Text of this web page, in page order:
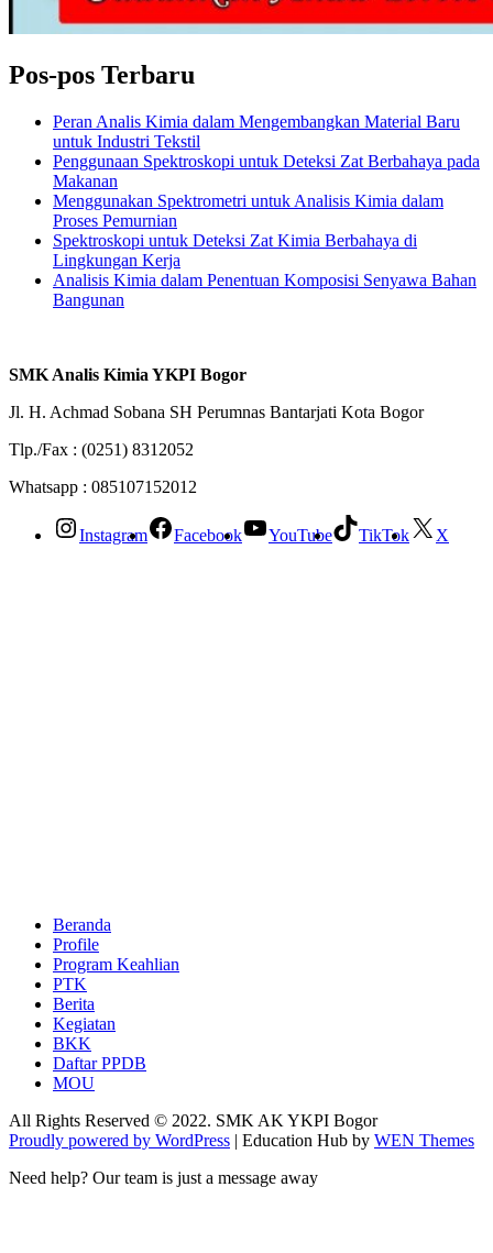
Pos-pos Terbaru
Peran Analis Kimia dalam Mengembangkan Material Baru
untuk Industri Tekstil
Penggunaan Spektroskopi untuk Deteksi Zat Berbahaya pada
Makanan
Menggunakan Spektrometri untuk Analisis Kimia dalam
Proses Pemurnian
Spektroskopi untuk Deteksi Zat Kimia Berbahaya di
Lingkungan Kerja
Analisis Kimia dalam Penentuan Komposisi Senyawa Bahan
Bangunan
SMK Analis Kimia YKPI Bogor
Jl. H. Achmad Sobana SH Perumnas Bantarjati Kota Bogor
Tlp./Fax : (0251) 8312052
Whatsapp : 085107152012
Instagram Facebook YouTube TikTok X
Beranda
Profile
Program Keahlian
PTK
Berita
Kegiatan
BKK
Daftar PPDB
MOU
All Rights Reserved © 2022. SMK AK YKPI Bogor
Proudly powered by WordPress | Education Hub by WEN Themes
Need help? Our team is just a message away